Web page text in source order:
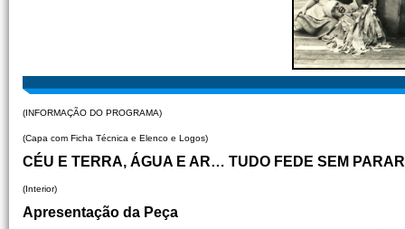
(INFORMAÇÃO DO PROGRAMA)
(Capa com Ficha Técnica e Elenco e Logos)
CÉU E TERRA, ÁGUA E AR… TUDO FEDE SEM PARAR
(Interior)
Apresentação da Peça